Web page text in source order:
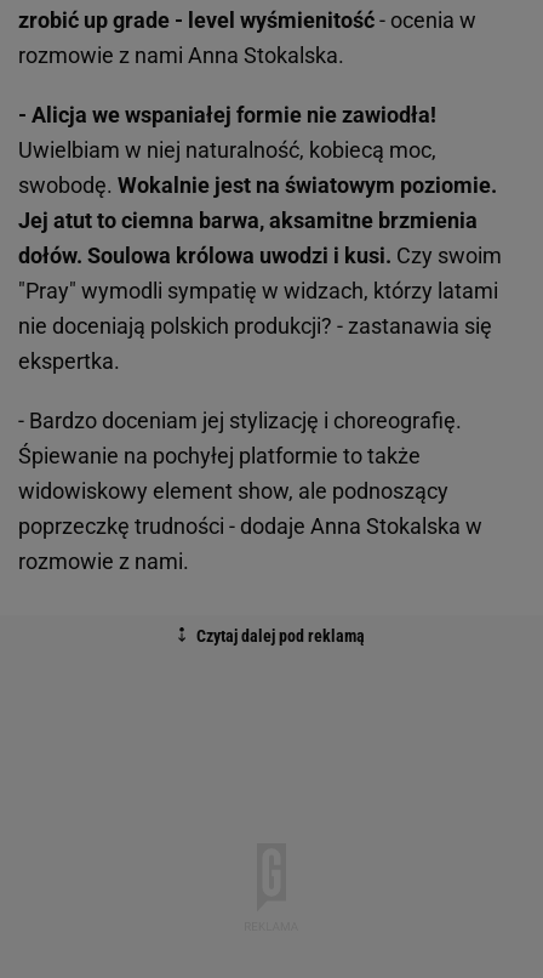
zrobić up grade - level wyśmienitość- ocenia w
rozmowie z nami Anna Stokalska.
- Alicja we wspaniałej formie nie zawiodła!
Uwielbiam w niej naturalność, kobiecą moc,
swobodę. Wokalnie jest na światowym poziomie.
Jej atut to ciemna barwa, aksamitne brzmienia
dołów. Soulowa królowa uwodzi i kusi. Czy swoim
"Pray" wymodli sympatię w widzach, którzy latami
nie doceniają polskich produkcji? - zastanawia się
ekspertka.
- Bardzo doceniam jej stylizację i choreografię.
Śpiewanie na pochyłej platformie to także
widowiskowy element show, ale podnoszący
poprzeczkę trudności - dodaje Anna Stokalska w
rozmowie z nami.